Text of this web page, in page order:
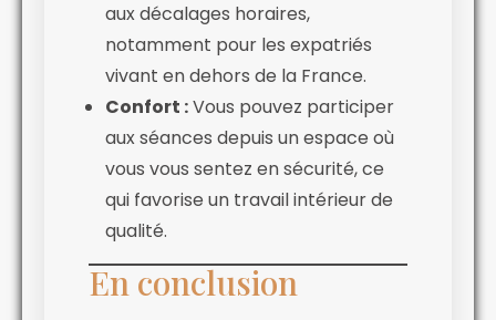
aux décalages horaires,
notamment pour les expatriés
vivant en dehors de la France.
Confort :Vous pouvez participer
aux séances depuis un espace où
vous vous sentez en sécurité, ce
qui favorise un travail intérieur de
qualité.
En conclusion